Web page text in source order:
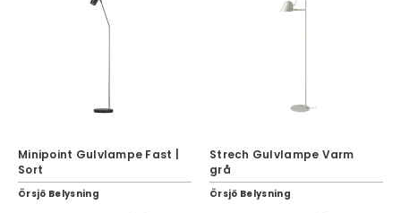
Minipoint Gulvlampe Fast |
Sort
Örsjö Belysning
Strech Gulvlampe Varm
grå
Örsjö Belysning